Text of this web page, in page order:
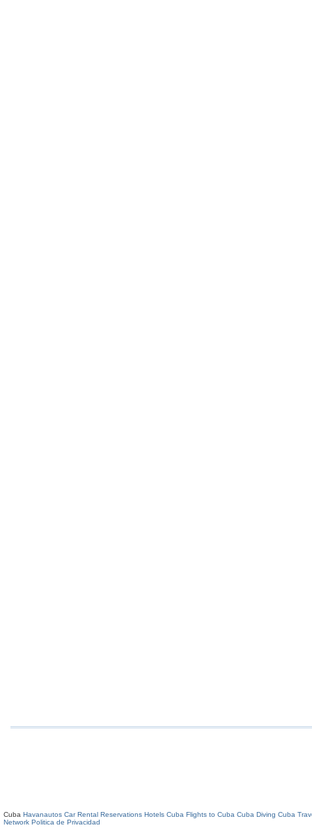
Cuba Havanautos Car Rental Reservations Hotels Cuba Flights to Cuba Cuba Diving Cuba
Network Politica de Privacidad